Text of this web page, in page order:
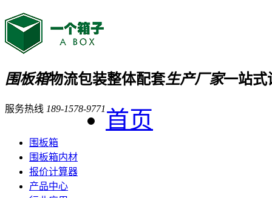
围板箱物流包装整体配套生产厂家一站式
服务热线 189-1578-9771 首页
围板箱
围板箱内材
报价计算器
产品中心